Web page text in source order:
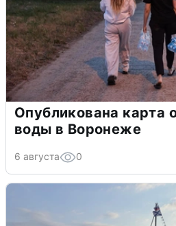
Опубликована карта
воды в Воронеже
6 августа 0